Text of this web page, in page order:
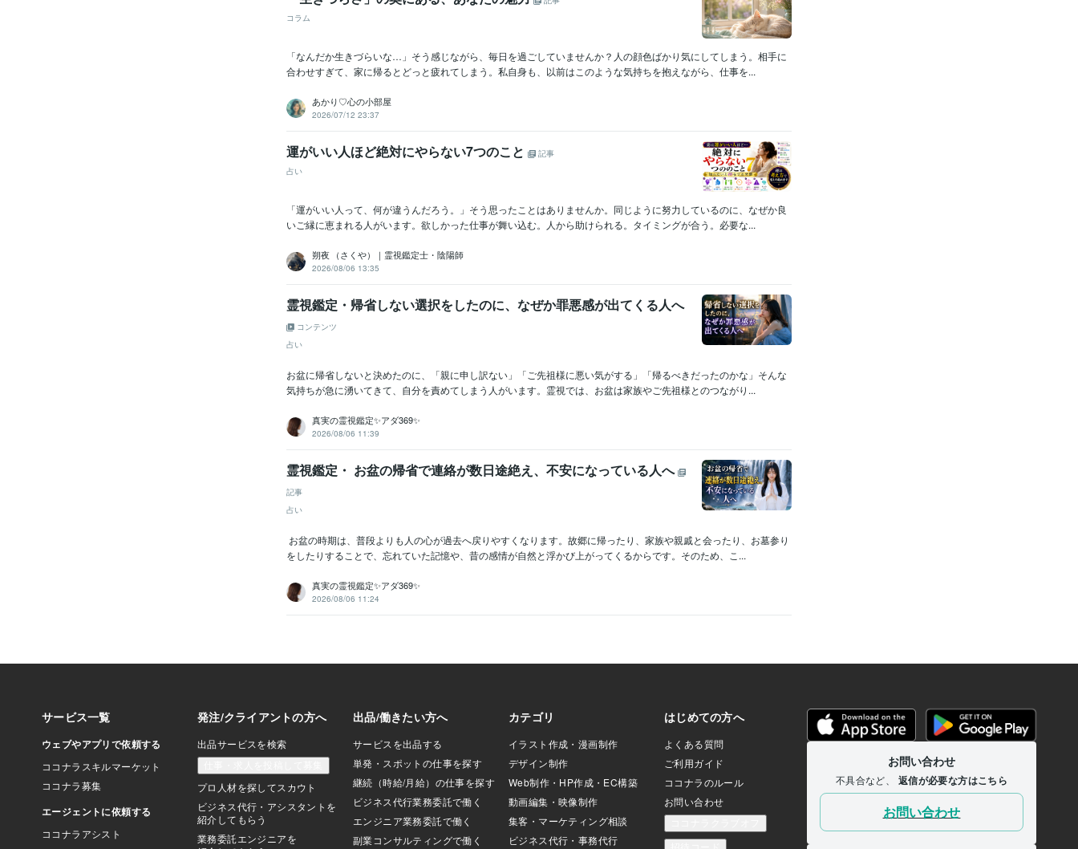
コラム
「なんだか生きづらいな…」そう感じながら、毎日を過ごしていませんか？人の顔色ばかり気にしてしまう。相手に
合わせすぎて、家に帰るとどっと疲れてしまう。私自身も、以前はこのような気持ちを抱えながら、仕事を...
あかり♡心の小部屋
2026/07/12 23:37
運がいい人ほど絶対にやらない7つのこと
記事
占い
「運がいい人って、何が違うんだろう。」そう思ったことはありませんか。同じように努力しているのに、なぜか良
いご縁に恵まれる人がいます。欲しかった仕事が舞い込む。人から助けられる。タイミングが合う。必要な...
朔夜 （さくや）｜霊視鑑定士・陰陽師
2026/08/06 13:35
霊視鑑定・帰省しない選択をしたのに、なぜか罪悪感が出てくる人へ
コンテンツ
占い
お盆に帰省しないと決めたのに、「親に申し訳ない」「ご先祖様に悪い気がする」「帰るべきだったのかな」そんな
気持ちが急に湧いてきて、自分を責めてしまう人がいます。霊視では、お盆は家族やご先祖様とのつながり...
真実の霊視鑑定✨アダ369✨
2026/08/06 11:39
霊視鑑定・ お盆の帰省で連絡が数日途絶え、不安になっている人へ
記事
占い
お盆の時期は、普段よりも人の心が過去へ戻りやすくなります。故郷に帰ったり、家族や親戚と会ったり、お墓参り
をしたりすることで、忘れていた記憶や、昔の感情が自然と浮かび上がってくるからです。そのため、こ...
真実の霊視鑑定✨アダ369✨
2026/08/06 11:24